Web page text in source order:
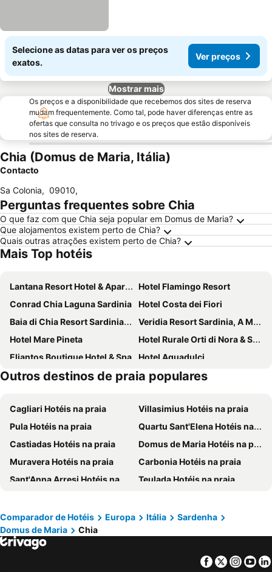
Selecione as datas para ver os preços
exatos.
Ver preços
Mostrar mais
Os preços e a disponibilidade que recebemos dos sites de reserva
mudam frequentemente. Como tal, pode haver diferenças entre as
ofertas que consulta no trivago e os preços que estão disponíveis
nos sites de reserva.
Chia (Domus de Maria, Itália)
Contacto
Sa Colonia, 09010,
Perguntas frequentes sobre Chia
O que faz com que Chia seja popular em Domus de Maria?
Que alojamentos existem perto de Chia?
Quais outras atrações existem perto de Chia?
Mais Top hotéis
Lantana Resort Hotel & Apartments
Hotel Flamingo Resort
Conrad Chia Laguna Sardinia
Hotel Costa dei Fiori
Baia di Chia Resort Sardinia, Curio Collection by Hilton
Veridia Resort Sardinia, A Member Of Radisson Individuals
Hotel Mare Pineta
Hotel Rurale Orti di Nora & SPA
Eliantos Boutique Hotel & Spa
Hotel Aquadulci
NOHA Lifestyle Hotel - Adults Only
Hotel Baia di Nora
Abamar Hotel
Nora Club Hotel & Spa
New Barcavela
Hotel Mare Pineta
Sant Efis Hotel
Luna Sardinia
Forte Village Resort Le Dune
Boutique Capo Blu
L'Oasi di Chia
Hotel Jasmine
Villa Madau
Hotel Del Corso
Hotel Su Giudeu
Hotel Spartivento
Faro Capo Spartivento
Outros destinos de praia populares
Cagliari Hotéis na praia
Villasimius Hotéis na praia
Pula Hotéis na praia
Quartu Sant'Elena Hotéis na praia
Castiadas Hotéis na praia
Domus de Maria Hotéis na praia
Muravera Hotéis na praia
Carbonia Hotéis na praia
Sant'Anna Arresi Hotéis na praia
Teulada Hotéis na praia
Sardara Hotéis na praia
Capoterra Hotéis na praia
Assemini Hotéis na praia
Monastir Hotéis na praia
Calasetta Hotéis na praia
Comparador de Hotéis Europa Itália
Sardenha
Domus de Maria
Chia
Facebook
Twitter